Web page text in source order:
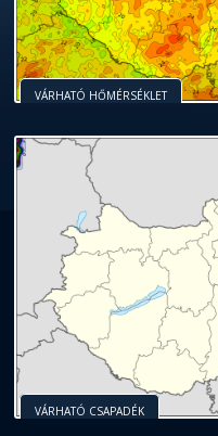
VÁRHATÓ HŐMÉRSÉKLET
VÁRHATÓ CSAPADÉK